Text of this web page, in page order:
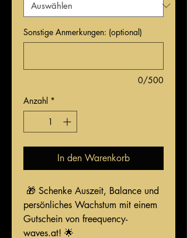
Sonstige Anmerkungen: (optional)
0/500
Anzahl *
In den Warenkorb
🎁 Schenke Auszeit, Balance und
persönliches Wachstum mit einem
Gutschein von freequency-
waves.at! 🌟